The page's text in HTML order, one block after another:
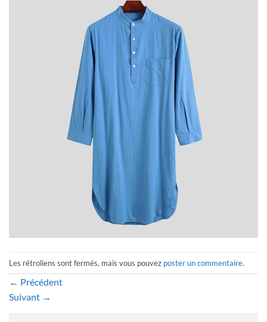
Les rétroliens sont fermés, mais vous pouvez poster un commentaire.
← Précédent
Suivant →